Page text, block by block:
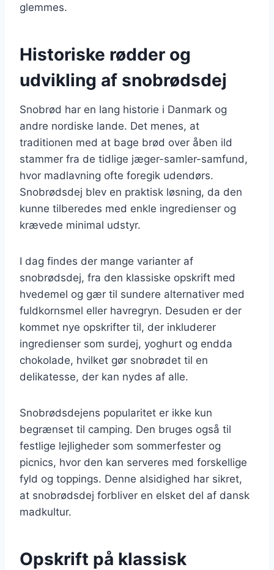
glemmes.
Historiske rødder og
udvikling af snobrødsdej
Snobrød har en lang historie i Danmark og
andre nordiske lande. Det menes, at
traditionen med at bage brød over åben ild
stammer fra de tidlige jæger-samler-samfund,
hvor madlavning ofte foregik udendørs.
Snobrødsdej blev en praktisk løsning, da den
kunne tilberedes med enkle ingredienser og
krævede minimal udstyr.
I dag findes der mange varianter af
snobrødsdej, fra den klassiske opskrift med
hvedemel og gær til sundere alternativer med
fuldkornsmel eller havregryn. Desuden er der
kommet nye opskrifter til, der inkluderer
ingredienser som surdej, yoghurt og endda
chokolade, hvilket gør snobrødet til en
delikatesse, der kan nydes af alle.
Snobrødsdejens popularitet er ikke kun
begrænset til camping. Den bruges også til
festlige lejligheder som sommerfester og
picnics, hvor den kan serveres med forskellige
fyld og toppings. Denne alsidighed har sikret,
at snobrødsdej forbliver en elsket del af dansk
madkultur.
Opskrift på klassisk